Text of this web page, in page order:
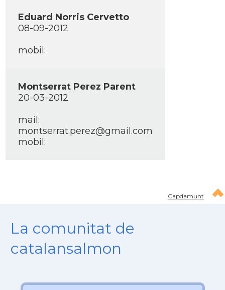
Eduard Norris Cervetto
08-09-2012
mobil:
Montserrat Perez Parent
20-03-2012
mail:
montserrat.perez@gmail.com
mobil:
Capdamunt
La comunitat de
catalansalmon